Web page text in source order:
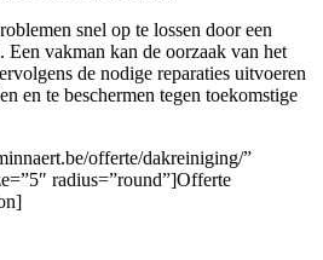
snel op te lossen door een
Een vakman kan de oorzaak van het
de nodige reparaties uitvoeren
en te beschermen tegen toekomstige
offerte/dakreiniging/”
radius=”round”]Offerte